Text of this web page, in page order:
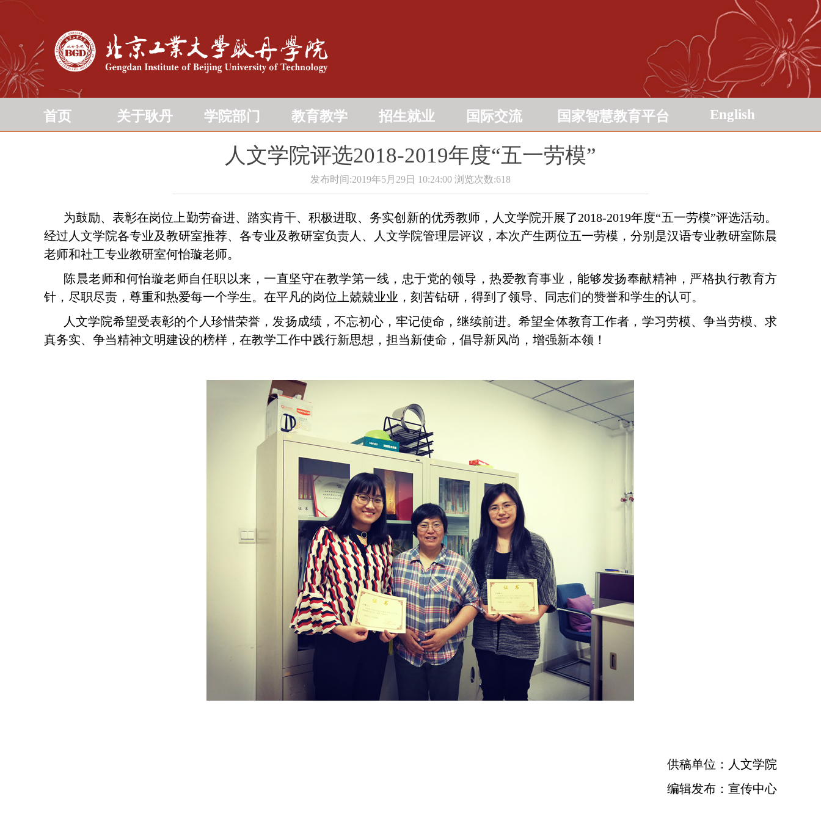
首页 关于耿丹 学院部门 教育教学 招生就业 国际交流 国家智慧教育平台 English
人文学院评选2018-2019年度“五一劳模”
发布时间:2019年5月29日 10:24:00 浏览次数:618
为鼓励、表彰在岗位上勤劳奋进、踏实肯干、积极进取、务实创新的优秀教师，人文学院开展了2018-2019年度“五一劳模”评选活动。
经过人文学院各专业及教研室推荐、各专业及教研室负责人、人文学院管理层评议，本次产生两位五一劳模，分别是汉语专业教研室陈晨
老师和社工专业教研室何怡璇老师。
陈晨老师和何怡璇老师自任职以来，一直坚守在教学第一线，忠于党的领导，热爱教育事业，能够发扬奉献精神，严格执行教育方
针，尽职尽责，尊重和热爱每一个学生。在平凡的岗位上兢兢业业，刻苦钻研，得到了领导、同志们的赞誉和学生的认可。
人文学院希望受表彰的个人珍惜荣誉，发扬成绩，不忘初心，牢记使命，继续前进。希望全体教育工作者，学习劳模、争当劳模、求
真务实、争当精神文明建设的榜样，在教学工作中践行新思想，担当新使命，倡导新风尚，增强新本领！
供稿单位：人文学院
编辑发布：宣传中心